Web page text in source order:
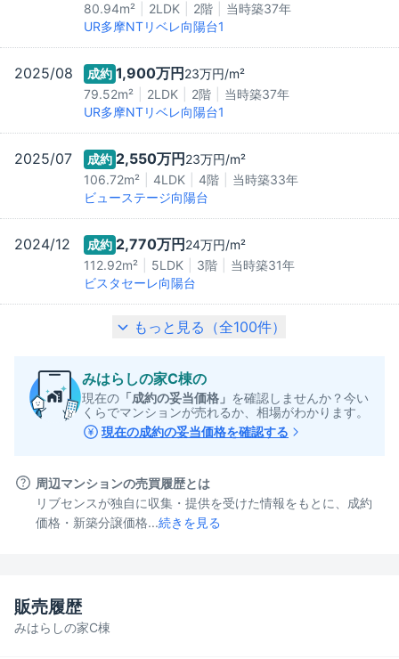
80.94m²
2LDK 2階 当時築37年
UR多摩NTリベレ向陽台1
2025/08 成約 1,900万円 23万円/m²
79.52m²
2LDK 2階 当時築37年
UR多摩NTリベレ向陽台1
2025/07 成約 2,550万円 23万円/m²
106.72m²
4LDK 4階 当時築33年
ビューステージ向陽台
2024/12 成約 2,770万円 24万円/m²
112.92m²
5LDK 3階 当時築31年
ビスタセーレ向陽台
もっと見る（全100件）
みはらしの家C棟の
現在の 「成約の妥当価格」 を確認しませんか？今い
くらでマンションが売れるか、相場がわかります。
現在の成約の妥当価格を確認する
周辺マンションの売買履歴とは
リブセンスが独自に収集・提供を受けた情報をもとに、成約
価格・新築分譲価格...続きを見る
みはらしの家C棟
販売履歴